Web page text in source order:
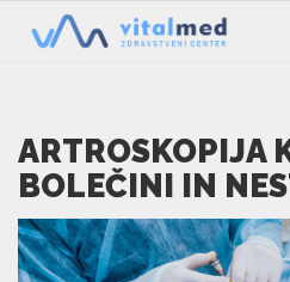
ARTROSKOPIJA
BOLEČINI IN